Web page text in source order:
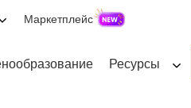
Маркетплейс
Ресурсы